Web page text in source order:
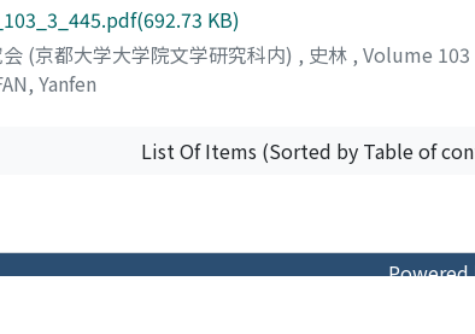
KB)
(京都大学大学院文学研究科内) , 史林 , Volume 103
Yanfen
List Of Items (Sorted by Table of
Powered